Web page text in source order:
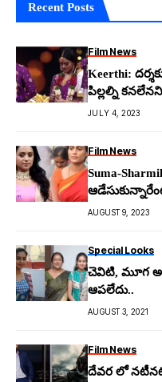
Recent Posts
Film News
Keerthi:
పిల్ల‌ల్ని
JULY 4, 2023
Film News
Suma-
AUGUST 9, 2023
Special Looks
చెవిటి, మూగ
ఆపలేదు..
AUGUST 3, 2021
Film News
దేవర లో